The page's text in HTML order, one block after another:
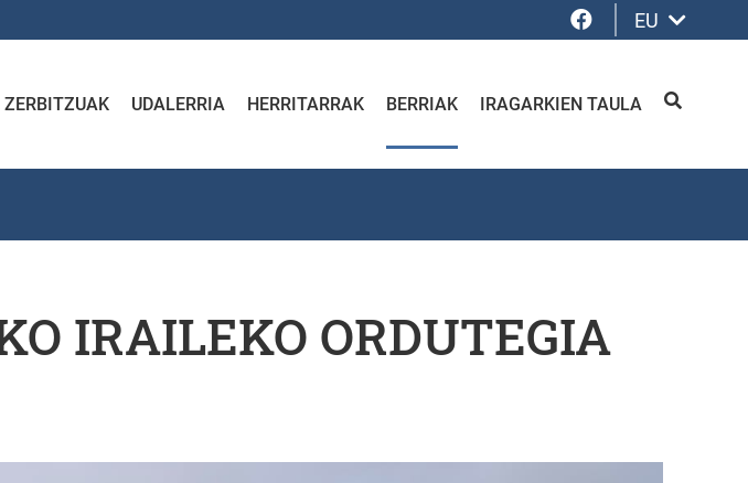
Facebook
EU
ZERBITZUAK UDALERRIA HERRITARRAK BERRIAK IRAGARKIEN TAULA BILATU
IRAILEKO ORDUTEGIA